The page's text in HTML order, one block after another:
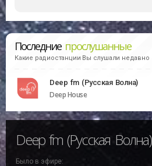
Последние прослушанные
Какие радиостанции Вы слушали недавно
Deep fm (Русская Волна)
Deep House
Deep fm (Русская Волна)
Было в эфире: